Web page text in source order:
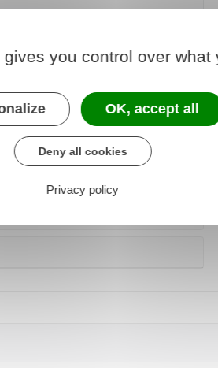
étranger à la
dedemande
emploi service universel
you control over what
OK, accept all
Deny all cookies
Privacy policy